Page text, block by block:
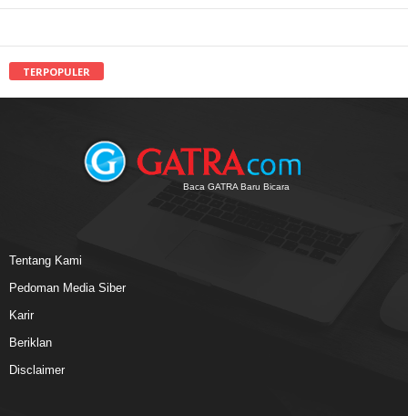
TERPOPULER
Baca GATRA Baru Bicara
Tentang Kami
Pedoman Media Siber
Karir
Beriklan
Disclaimer